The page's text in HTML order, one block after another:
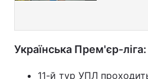
Українська Прем'єр-
11-й тур УПЛ